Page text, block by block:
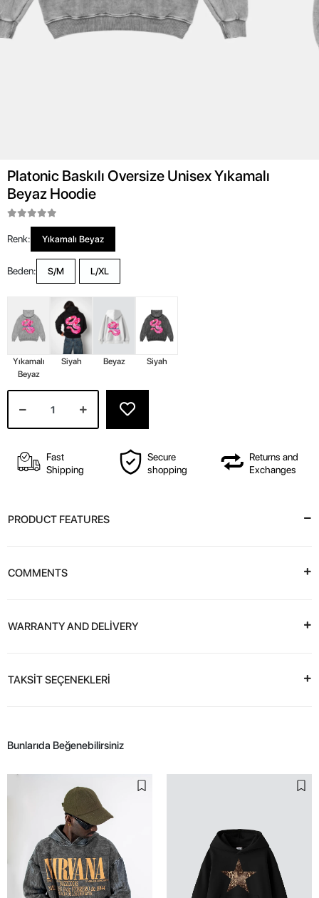
Platonic Baskılı Oversize Unisex Yıkamalı
Beyaz Hoodie
Renk: Yıkamalı Beyaz
Beden: S/M L/XL
Yıkamalı
Beyaz
Siyah Beyaz Siyah
Fast
Shipping
Secure
shopping
Returns and
Exchanges
PRODUCT FEATURES
COMMENTS
WARRANTY AND DELİVERY
TAKSİT SEÇENEKLERİ
Bunlarıda Beğenebilirsiniz